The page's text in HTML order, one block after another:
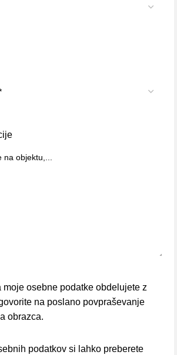
moje osebne podatke obdelujete z
na poslano povpraševanje
obrazca.
podatkov si lahko preberete